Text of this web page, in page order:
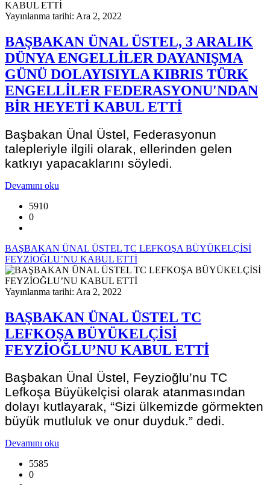
Yayınlanma tarihi: Ara 2, 2022
BAŞBAKAN ÜNAL ÜSTEL, 3 ARALIK
DÜNYA ENGELLİLER DAYANIŞMA
GÜNÜ DOLAYISIYLA KIBRIS TÜRK
ENGELLİLER FEDERASYONU'NDAN
BİR HEYETİ KABUL ETTİ
Başbakan Ünal Üstel, Federasyonun
talepleriyle ilgili olarak, ellerinden gelen
katkıyı yapacaklarını söyledi.
Devamını oku
5910
0
BAŞBAKAN ÜNAL ÜSTEL TC LEFKOŞA BÜYÜKELÇİSİ
FEYZİOĞLU’NU KABUL ETTİ
Yayınlanma tarihi: Ara 2, 2022
BAŞBAKAN ÜNAL ÜSTEL TC
LEFKOŞA BÜYÜKELÇİSİ
FEYZİOĞLU’NU KABUL ETTİ
Başbakan Ünal Üstel, Feyzioğlu’nu TC
Lefkoşa Büyükelçisi olarak atanmasından
dolayı kutlayarak, “Sizi ülkemizde görmekten
büyük mutluluk ve onur duyduk.” dedi.
Devamını oku
5585
0